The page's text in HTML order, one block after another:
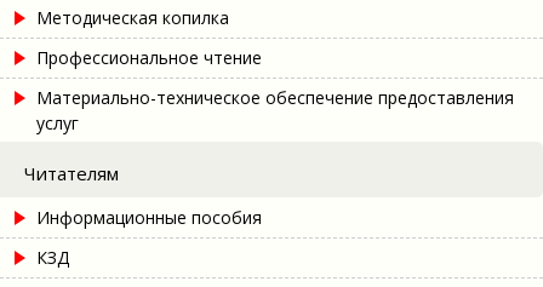
Методическая копилка
Профессиональное чтение
Материально-техническое обеспечение предоставления
услуг
Читателям
Информационные пособия
КЗД